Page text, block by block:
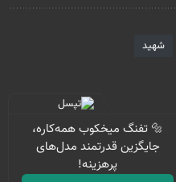
شهید
🔩 تفنگ میخکوب همه‌کاره،
جایگزین قدرتمند مدل‌های
پرهزینه!